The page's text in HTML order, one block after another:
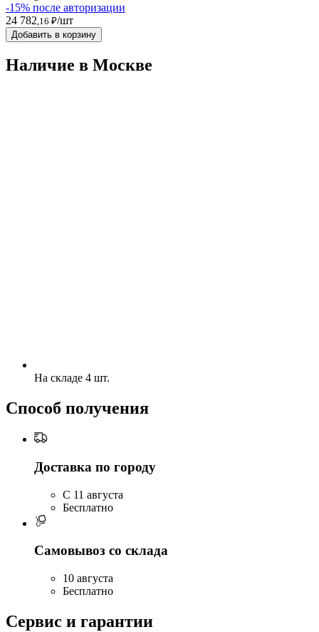
-15% после авторизации
24 782 ,16 ₽/шт
Добавить в корзину
Наличие в Москвe
На складе 4 шт.
Способ получения
Доставка по городу
C 11 августа
Бесплатно
Самовывоз со склада
10 августа
Бесплатно
Сервис и гарантии